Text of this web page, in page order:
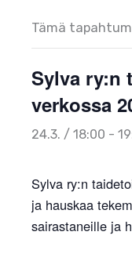
Tämä
Sylva ry:n
verkossa
24.3. / 18:00 -
Sylva ry:n
ja hauskaa
sairastaneille ja